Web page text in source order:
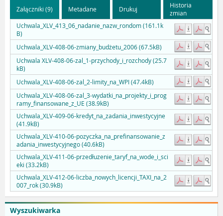
Wyszukiwarka
Załączniki (9) Metadane Drukuj
Historia
zmian
Uchwala_XLV_413_06_nadanie_nazw_rondom (161.1k
B)
Uchwala_XLV-408-06-zmiany_budżetu_2006 (67.5kB)
Uchwala XLV-408-06-zal_1-przychody_i_rozchody (25.7
kB)
Uchwala_XLV-408-06-zal_2-limity_na_WPI (47.4kB)
Uchwala_XLV-408-06-zal_3-wydatki_na_projekty_i_prog
ramy_finansowane_z_UE (38.9kB)
Uchwala_XLV-409-06-kredyt_na_zadania_inwestycyjne
(41.9kB)
Uchwala_XLV-410-06-pozyczka_na_prefinansowanie_z
adania_inwestycyjnego (40.6kB)
Uchwala_XLV-411-06-przedłuzenie_taryf_na_wode_i_sci
eki (33.2kB)
Uchwala_XLV-412-06-liczba_nowych_licencji_TAXI_na_2
007_rok (30.9kB)